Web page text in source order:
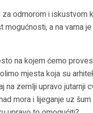
odmorom i iskustvom
mogućnosti, a na vama
na kojem ćemo
mjesta koja su
na zemlji upravo jutarnji
mora i lijeganje uz